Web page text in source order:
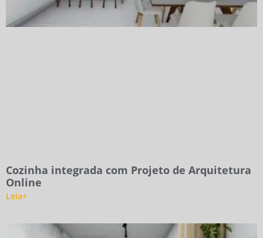
Cozinha integrada com Projeto de Arquitetura
Online
Leia+